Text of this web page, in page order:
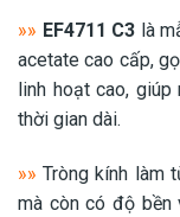
»» EF4711 C3 là
acetate cao cấp,
linh hoạt cao,
thời gian dài.
»»Tròng kính làm
mà còn có độ bền